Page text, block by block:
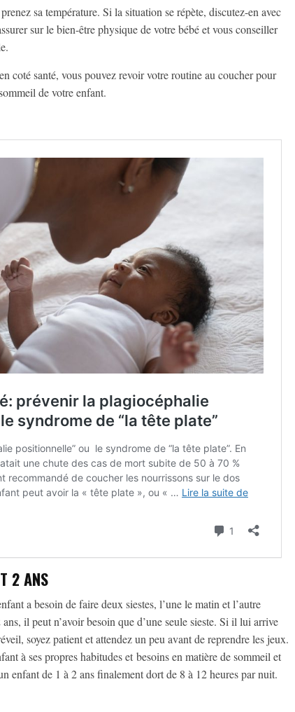
sa température. Si la situation se répète, discutez-en avec
sur le bien-être physique de votre bébé et vous conseiller
coté santé, vous pouvez revoir votre routine au coucher pour
de votre enfant.
2 ANS
a besoin de faire deux siestes, l’une le matin et l’autre
il peut n’avoir besoin que d’une seule sieste. Si il lui arrive
soyez patient et attendez un peu avant de reprendre les jeux.
à ses propres habitudes et besoins en matière de sommeil et
enfant de 1 à 2 ans finalement dort de 8 à 12 heures par nuit.